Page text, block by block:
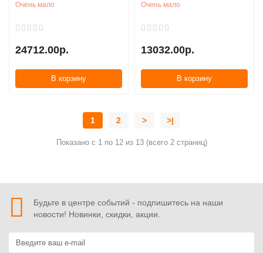
Очень мало
24712.00р.
В корзину
Очень мало
13032.00р.
В корзину
1 2 > >|
Показано с 1 по 12 из 13 (всего 2 страниц)
Будьте в центре событий - подпишитесь на наши
новости! Новинки, скидки, акции.